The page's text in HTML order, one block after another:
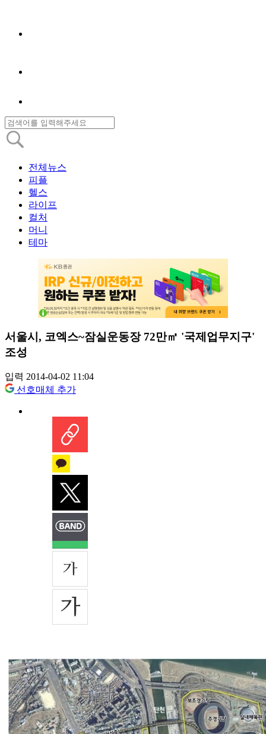
전체뉴스
피플
헬스
라이프
컬처
머니
테마
서울시, 코엑스~잠실운동장 72만㎡ '국제업무지구'
조성
입력 2014-04-02 11:04
선호매체 추가